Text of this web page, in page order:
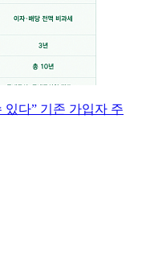
있다” 기존 가입자 주